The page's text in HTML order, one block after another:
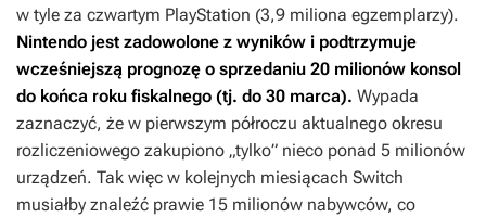
w tyle za czwartym PlayStation (3,9 miliona egzemplarzy).
Nintendo jest zadowolone z wyników i podtrzymuje
wcześniejszą prognozę o sprzedaniu 20 milionów konsol
do końca roku fiskalnego (tj. do 30 marca). Wypada
zaznaczyć, że w pierwszym półroczu aktualnego okresu
rozliczeniowego zakupiono „tylko” nieco ponad 5 milionów
urządzeń. Tak więc w kolejnych miesiącach Switch
musiałby znaleźć prawie 15 milionów nabywców, co